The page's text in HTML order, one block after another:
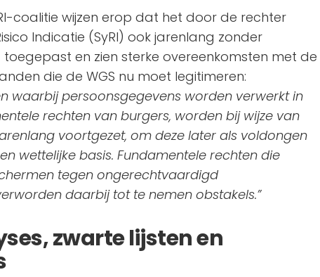
coalitie wijzen erop dat het door de rechter
Indicatie (SyRI) ook jarenlang zonder
en zien sterke overeenkomsten met de
die de WGS nu moet legitimeren:
waarbij persoonsgegevens worden verwerkt in
rechten van burgers, worden bij wijze van
voortgezet, om deze later als voldongen
wettelijke basis. Fundamentele rechten die
tegen ongerechtvaardigd
daarbij tot te nemen obstakels.”
zwarte lijsten en